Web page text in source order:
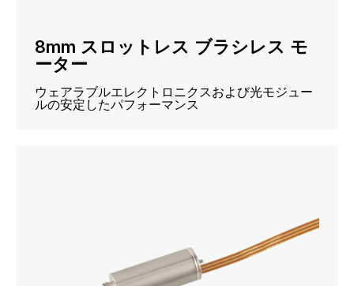
8mm スロットレス ブラシレス モ
ーター
ウェアラブルエレクトロニクスおよび光モジュー
ルの安定したパフォーマンス